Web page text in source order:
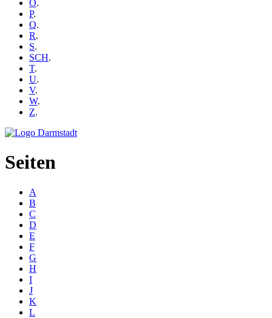
O.
P.
Q.
R.
S.
SCH.
T.
U.
V.
W.
Z.
Seiten
A
B
C
D
E
F
G
H
I
J
K
L